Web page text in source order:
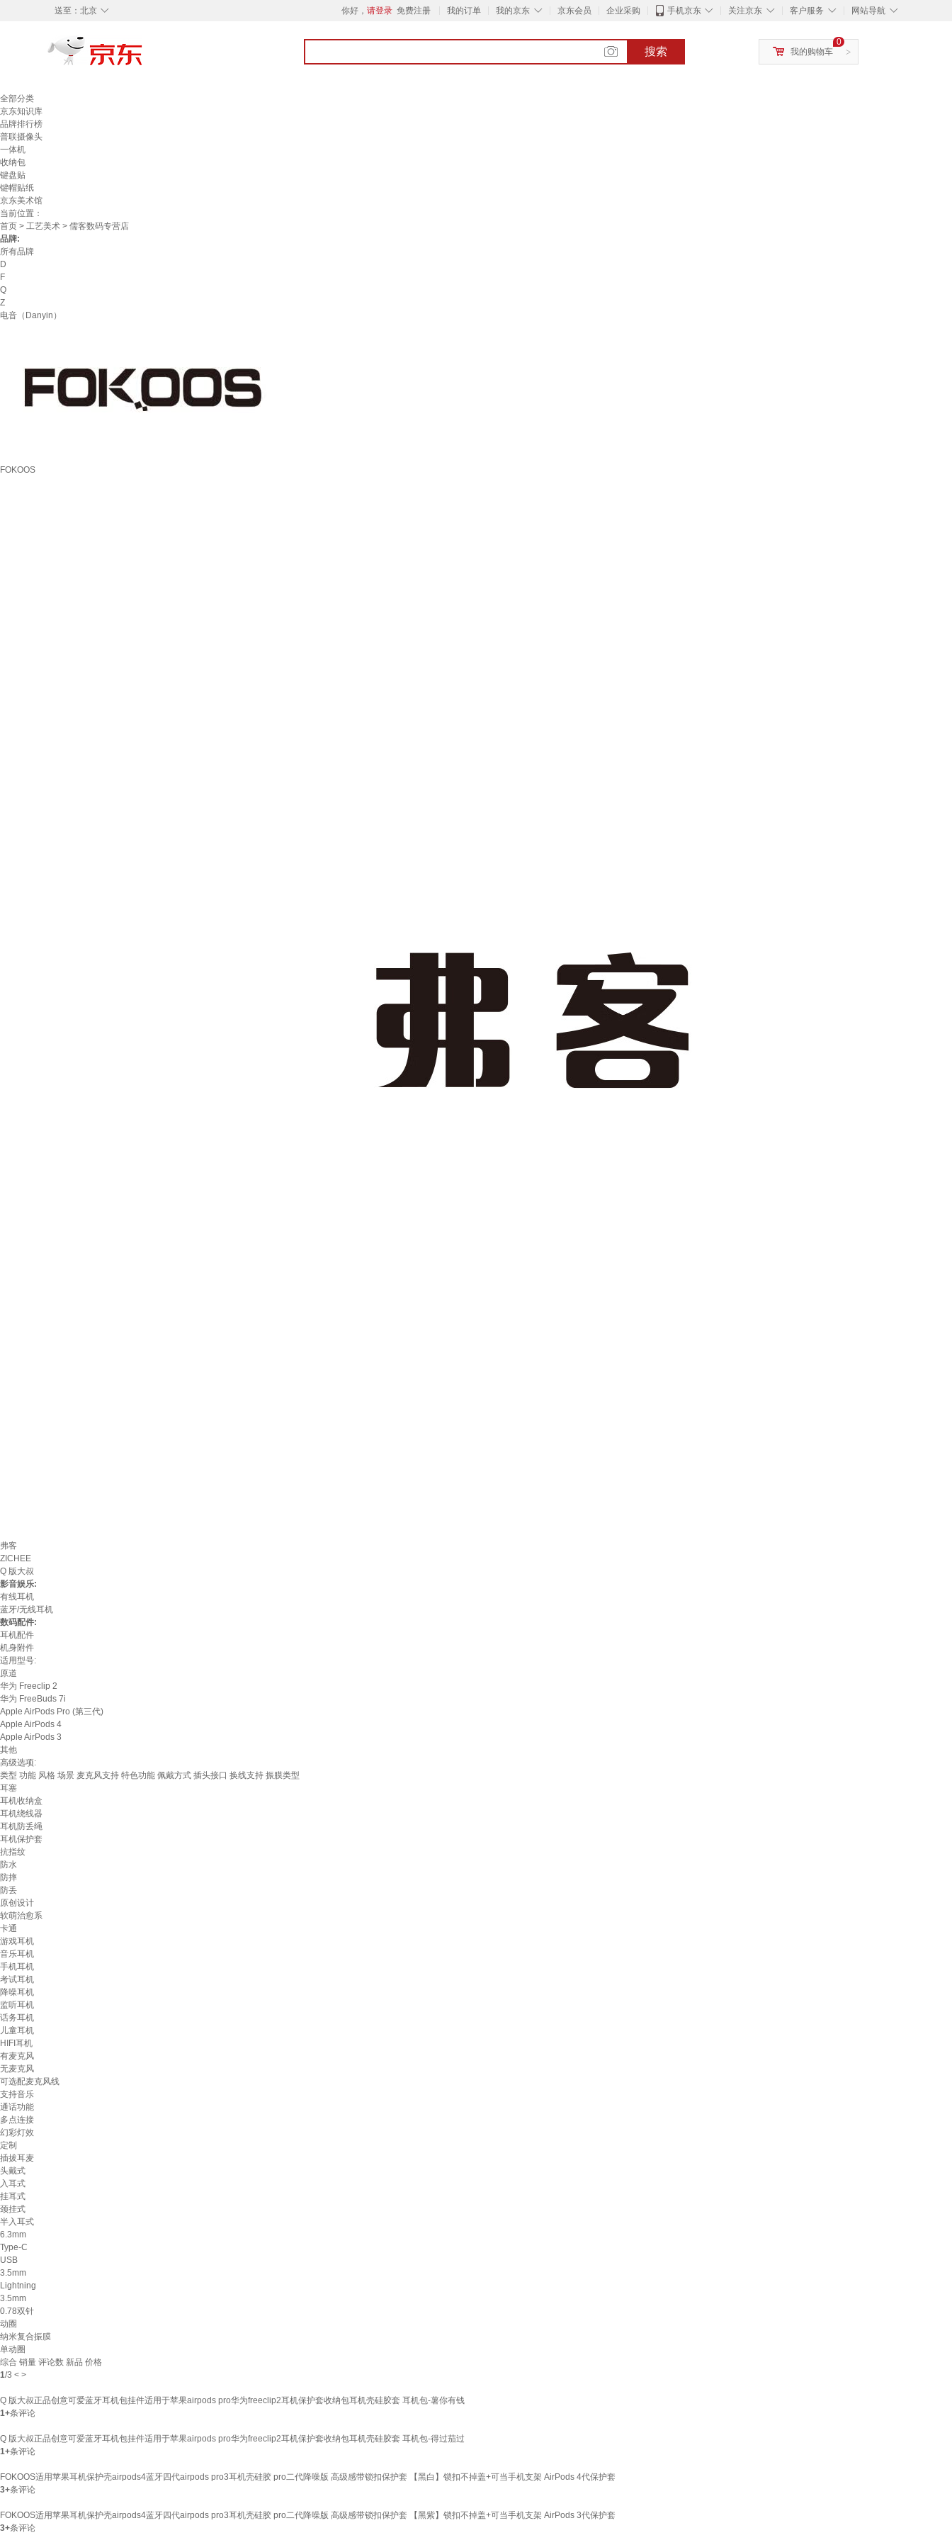
◇
送至： 北京 你好， 请登录 免费注册 我的订单 ◇
我的京东 京东会员 企业采购 ◇
手机京东 ◇
关注京东 ◇
客户服务 ◇
网站导航
搜索 >
0
我的购物车
全部分类
京东知识库
品牌排行榜
普联摄像头
一体机
收纳包
键盘贴
键帽贴纸
京东美术馆
当前位置：
首页 > 工艺美术 > 儒客数码专营店
品牌:
所有品牌
D
F
Q
Z
电音（Danyin）
FOKOOS
弗客
ZICHEE
Q 版大叔
影音娱乐:
有线耳机
蓝牙/无线耳机
数码配件:
耳机配件
机身附件
适用型号:
原道
华为 Freeclip 2
华为 FreeBuds 7i
Apple AirPods Pro (第三代)
Apple AirPods 4
Apple AirPods 3
其他
高级选项:
类型 功能 风格 场景 麦克风支持 特色功能 佩戴方式 插头接口 换线支持 振膜类型
耳塞
耳机收纳盒
耳机绕线器
耳机防丢绳
耳机保护套
抗指纹
防水
防摔
防丢
原创设计
软萌治愈系
卡通
游戏耳机
音乐耳机
手机耳机
考试耳机
降噪耳机
监听耳机
话务耳机
儿童耳机
HIFI耳机
有麦克风
无麦克风
可选配麦克风线
支持音乐
通话功能
多点连接
幻彩灯效
定制
插拔耳麦
头戴式
入耳式
挂耳式
颈挂式
半入耳式
6.3mm
Type-C
USB
3.5mm
Lightning
3.5mm
0.78双针
动圈
纳米复合振膜
单动圈
综合 销量 评论数 新品 价格
1/3 < >
Q 版大叔正品创意可爱蓝牙耳机包挂件适用于苹果airpods pro华为freeclip2耳机保护套收纳包耳机壳硅胶套 耳机包-薯你有钱
1+条评论
Q 版大叔正品创意可爱蓝牙耳机包挂件适用于苹果airpods pro华为freeclip2耳机保护套收纳包耳机壳硅胶套 耳机包-得过茄过
1+条评论
FOKOOS适用苹果耳机保护壳airpods4蓝牙四代airpods pro3耳机壳硅胶 pro二代降噪版 高级感带锁扣保护套 【黑白】锁扣不掉盖+可当手机支架 AirPods 4代保护套
3+条评论
FOKOOS适用苹果耳机保护壳airpods4蓝牙四代airpods pro3耳机壳硅胶 pro二代降噪版 高级感带锁扣保护套 【黑紫】锁扣不掉盖+可当手机支架 AirPods 3代保护套
3+条评论